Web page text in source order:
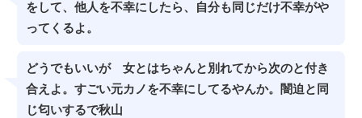
をして、他人を不幸にしたら、自分も同じだけ不幸がや
ってくるよ。
どうでもいいが 女とはちゃんと別れてから次のと付き
合えよ。すごい元カノを不幸にしてるやんか。闇迫と同
じ匂いするで秋山